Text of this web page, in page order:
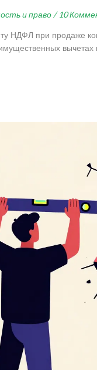
и право / 10
НДФЛ при продаже